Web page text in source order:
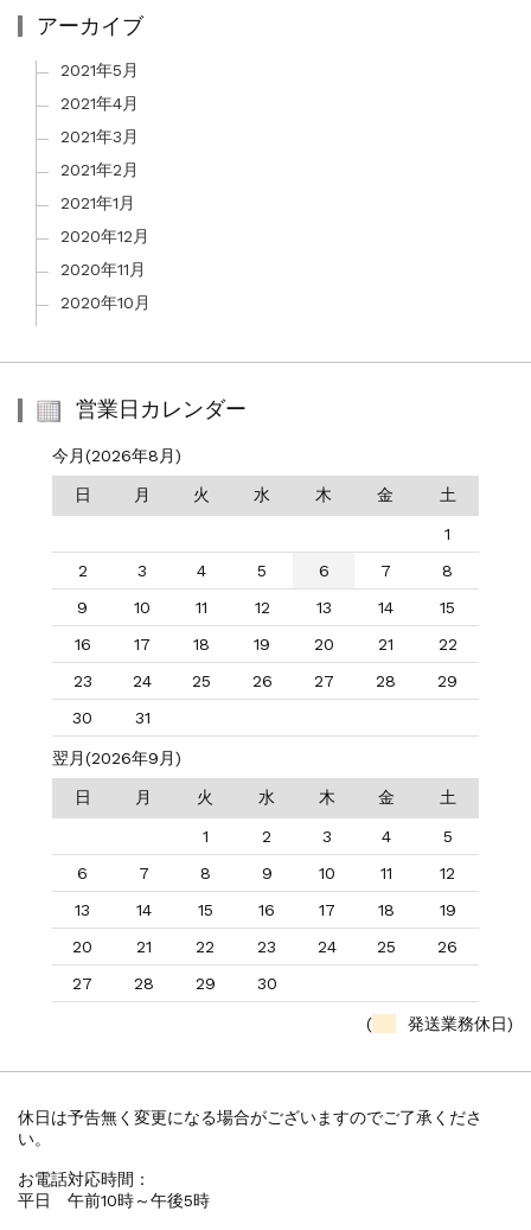
アーカイブ
2021年5月
2021年4月
2021年3月
2021年2月
2021年1月
2020年12月
2020年11月
2020年10月
営業日カレンダー
今月(2026年8月)
日 月 火 水 木 金 土
1
2
3 4 5 6 7
8
9
10 11 12 13 14
15
16
17 18 19 20 21
22
23
24 25 26 27 28
29
30
31
翌月(2026年9月)
日 月 火 水 木 金 土
1 2 3 4
5
6
7 8 9 10 11
12
13
14 15 16 17 18
19
20
21 22 23 24 25
26
27
28 29 30
( 発送業務休日)
休日は予告無く変更になる場合がございますのでご了承くださ
い。
お電話対応時間：
平日 午前10時～午後5時